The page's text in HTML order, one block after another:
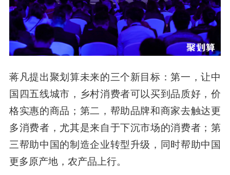
蒋凡提出聚划算未来的三个新目标：第一，让中
国四五线城市，乡村消费者可以买到品质好，价
格实惠的商品；第二，帮助品牌和商家去触达更
多消费者，尤其是来自于下沉市场的消费者；第
三帮助中国的制造企业转型升级，同时帮助中国
更多原产地，农产品上行。